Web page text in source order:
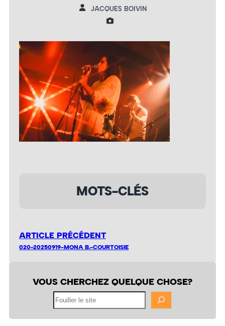
JACQUES BOIVIN
MOTS-CLÉS
ARTICLE PRÉCÉDENT
020-20250919-MONA B.-COURTOISIE
VOUS CHERCHEZ QUELQUE CHOSE?